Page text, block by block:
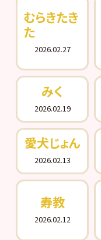
むらきたき
た
2026.02.27
みく
2026.02.19
愛犬じょん
2026.02.13
寿教
2026.02.12